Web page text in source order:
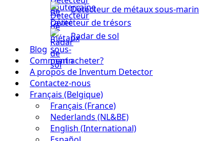
Détecteur de métaux sous-marin
Détecteur de trésors
Radar de sol
Blog
Comment acheter?
A propos de Inventum Detector
Contactez-nous
Français (Belgique)
Français (France)
Nederlands (NL&BE)
English (International)